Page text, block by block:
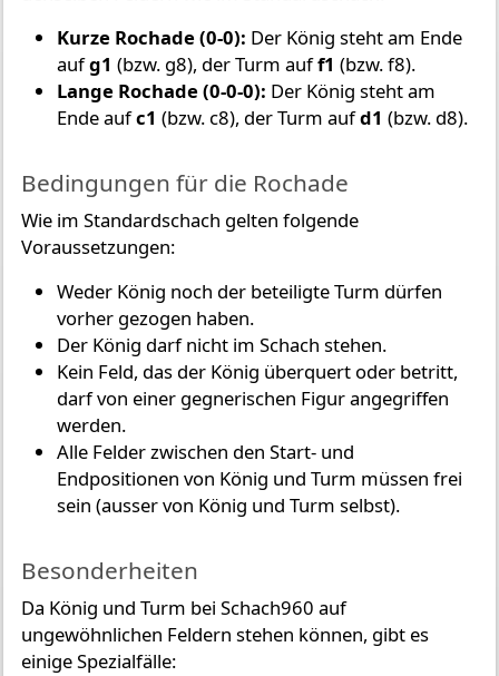
Kurze Rochade (0-0): Der König steht am Ende
aufg1 (bzw. g8), der Turm auff1 (bzw. f8).
Lange Rochade (0-0-0): Der König steht am
Ende aufc1 (bzw. c8), der Turm aufd1 (bzw. d8).
Bedingungen für die Rochade
Wie im Standardschach gelten folgende
Voraussetzungen:
Weder König noch der beteiligte Turm dürfen
vorher gezogen haben.
Der König darf nicht im Schach stehen.
Kein Feld, das der König überquert oder betritt,
darf von einer gegnerischen Figur angegriffen
werden.
Alle Felder zwischen den Start- und
Endpositionen von König und Turm müssen frei
sein (ausser von König und Turm selbst).
Besonderheiten
Da König und Turm bei Schach960 auf
ungewöhnlichen Feldern stehen können, gibt es
einige Spezialfälle: